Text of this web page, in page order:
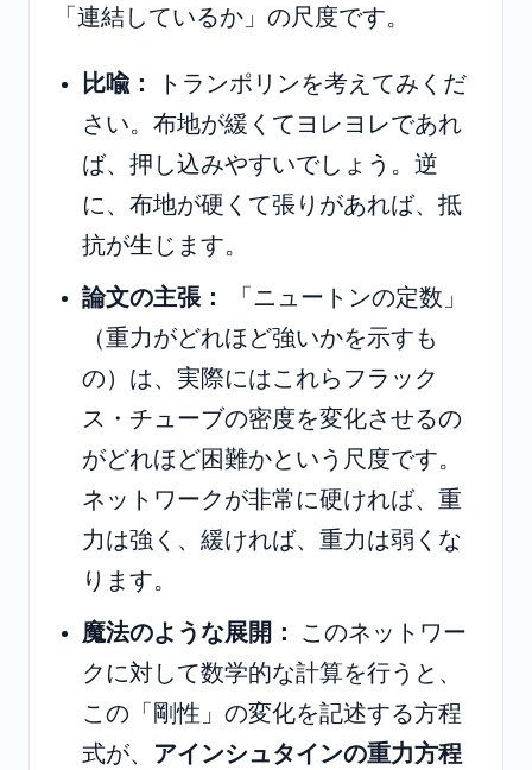
「連結しているか」の尺度です。
比喩：
トランポリンを考えてみくだ
さい。布地が緩くてヨレヨレであれ
ば、押し込みやすいでしょう。逆
に、布地が硬くて張りがあれば、抵
抗が生じます。
論文の主張：
「ニュートンの定数」
（重力がどれほど強いかを示すも
の）は、実際にはこれらフラック
ス・チューブの密度を変化させるの
がどれほど困難かという尺度です。
ネットワークが非常に硬ければ、重
力は強く、緩ければ、重力は弱くな
ります。
魔法のような展開：
このネットワー
クに対して数学的な計算を行うと、
この「剛性」の変化を記述する方程
式が、
アインシュタインの重力方程